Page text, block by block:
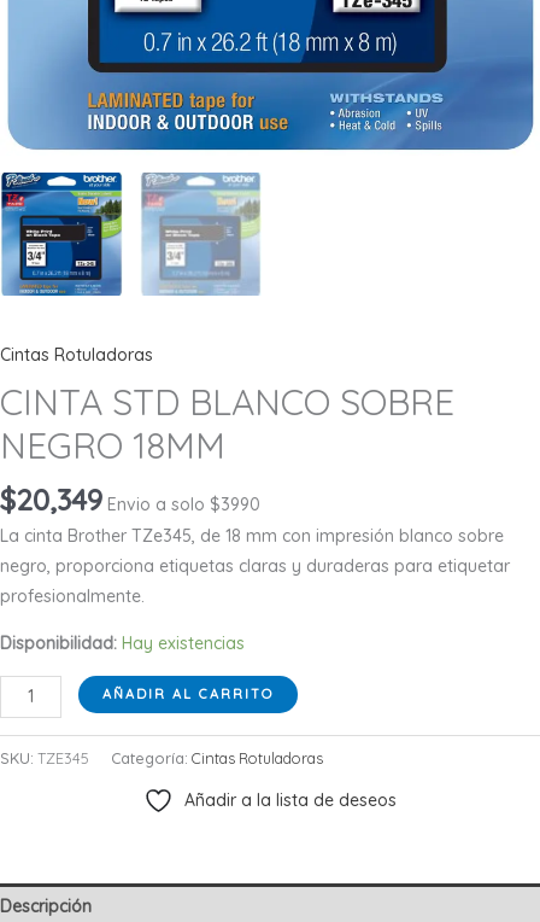
Cintas Rotuladoras
CINTA STD BLANCO SOBRE
NEGRO 18MM
$20,349 Envio a solo $3990
La cinta Brother TZe345, de 18 mm con impresión blanco sobre
negro, proporciona etiquetas claras y duraderas para etiquetar
profesionalmente.
Disponibilidad: Hay existencias
CINTA
STD
BLANCO
AÑADIR AL CARRITO
SKU: TZE345 Categoría: Cintas Rotuladoras
Añadir a la lista de deseos
Descripción